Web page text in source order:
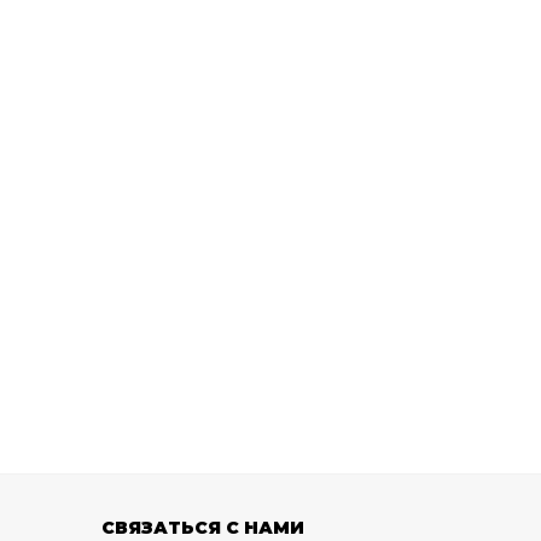
СВЯЗАТЬСЯ С НАМИ